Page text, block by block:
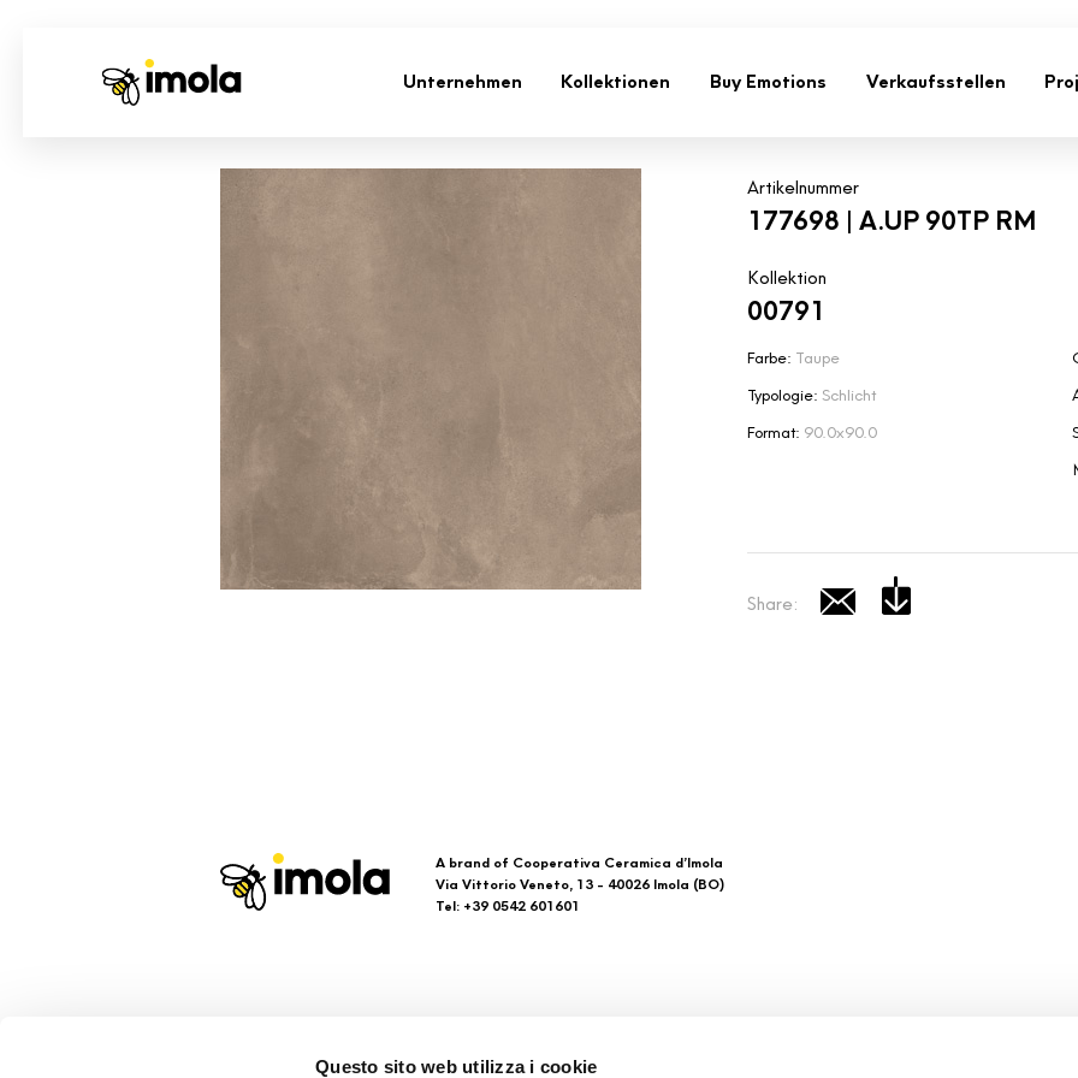
Questo sito web utilizza i cookie
Unternehmen Kollektionen Buy Emotions Verkaufsstellen
Artikelnummer
177698 | A.UP 90TP RM
Kollektion
00791
Farbe: Taupe
Typologie: Schlicht
Format: 90.0x90.0
Share:
A brand of Cooperativa Ceramica d’Imola
Via Vittorio Veneto, 13 - 40026 Imola (BO)
Tel: +39 0542 601601